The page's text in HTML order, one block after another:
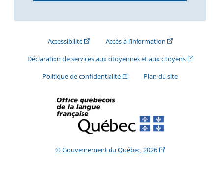
Accessibilité(Cet hyperlien externe s'ouvrira dans une
Accès à l’information(Cet hyperlien
Déclaration de services aux citoyennes et aux citoyens(Cet
Politique de confidentialité(Cet hyperlien externe s'ouvrira
Plan du site
© Gouvernement du Québec, 2026(Cet hyperlien